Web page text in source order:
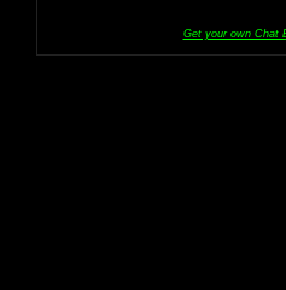
Get your own Chat